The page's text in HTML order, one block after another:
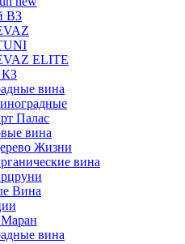
ВЗ
ELITE
КЗ
вина
Палас
вина
Жизни
вина
Вина
вина